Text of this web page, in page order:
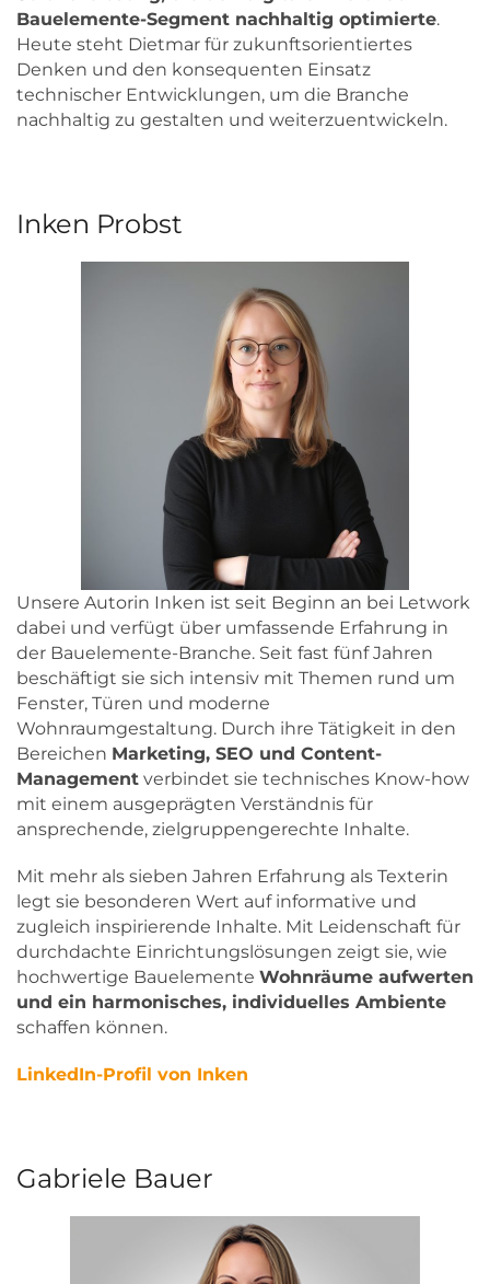
Bauelemente-Segment nachhaltig optimierte.
Heute steht Dietmar für zukunftsorientiertes
Denken und den konsequenten Einsatz
technischer Entwicklungen, um die Branche
nachhaltig zu gestalten und weiterzuentwickeln.
Inken Probst
Unsere Autorin Inken ist seit Beginn an bei Letwork
dabei und verfügt über umfassende Erfahrung in
der Bauelemente-Branche. Seit fast fünf Jahren
beschäftigt sie sich intensiv mit Themen rund um
Fenster, Türen und moderne
Wohnraumgestaltung. Durch ihre Tätigkeit in den
Bereichen Marketing, SEO und Content-
Management verbindet sie technisches Know-how
mit einem ausgeprägten Verständnis für
ansprechende, zielgruppengerechte Inhalte.
Mit mehr als sieben Jahren Erfahrung als Texterin
legt sie besonderen Wert auf informative und
zugleich inspirierende Inhalte. Mit Leidenschaft für
durchdachte Einrichtungslösungen zeigt sie, wie
hochwertige Bauelemente Wohnräume aufwerten
und ein harmonisches, individuelles Ambiente
schaffen können.
LinkedIn-Profil von Inken
Gabriele Bauer